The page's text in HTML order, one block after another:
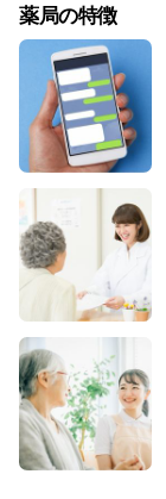
薬局の特徴